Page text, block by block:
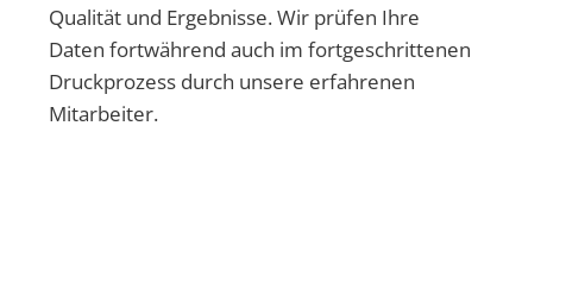
Qualität und Ergebnisse. Wir prüfen Ihre
Daten fortwährend auch im fortgeschrittenen
Druckprozess durch unsere erfahrenen
Mitarbeiter.